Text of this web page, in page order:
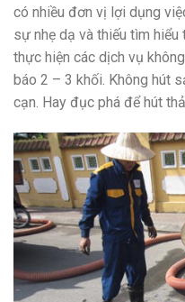
có nhiều đơn vị lợi dụng
sự nhẹ dạ và thiếu tìm hiểu
thực hiện các dịch vụ
báo 2 – 3 khối. Không hút
cạn. Hay đục phá để hút